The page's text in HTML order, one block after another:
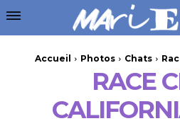
Accueil Photos Chats
RACE